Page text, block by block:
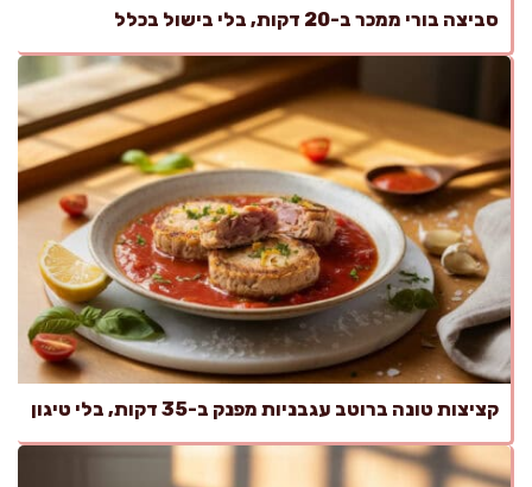
סביצה בורי ממכר ב-20 דקות, בלי בישול בכלל
קציצות טונה ברוטב עגבניות מפנק ב-35 דקות, בלי טיגון